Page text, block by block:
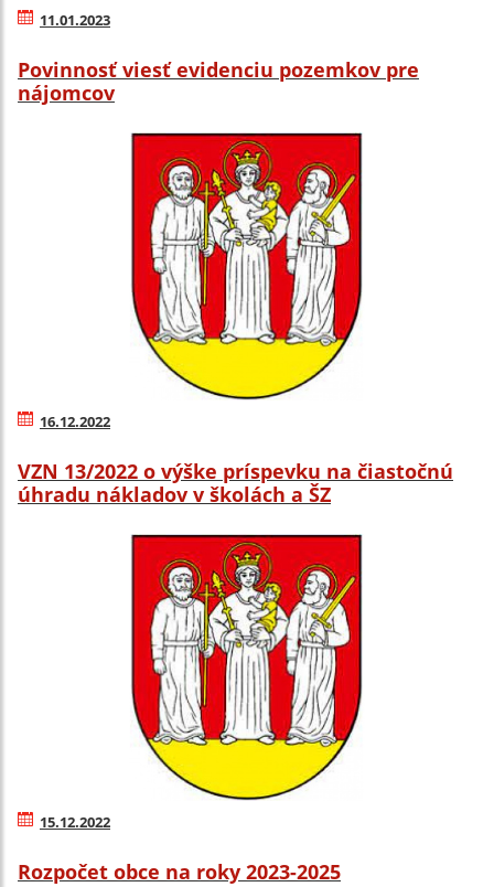
11.01.2023
Povinnosť viesť evidenciu pozemkov pre
nájomcov
16.12.2022
VZN 13/2022 o výške príspevku na čiastočnú
úhradu nákladov v školách a ŠZ
15.12.2022
Rozpočet obce na roky 2023-2025